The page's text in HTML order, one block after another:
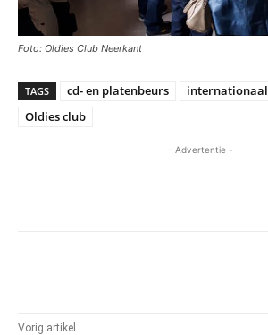
Foto: Oldies Club Neerkant
TAGS cd- en platenbeurs internationaal
Oldies club
- Advertentie -
Vorig artikel